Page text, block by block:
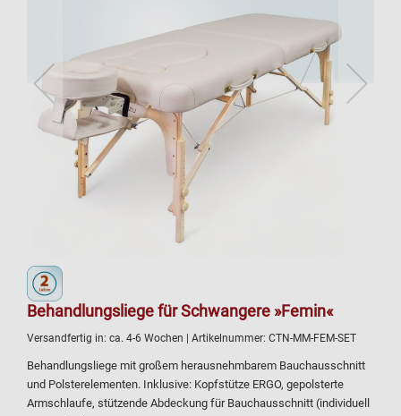
Behandlungsliege für Schwangere »Femin«
Versandfertig in: ca. 4-6 Wochen | Artikelnummer: CTN-MM-FEM-SET
Behandlungsliege mit großem herausnehmbarem Bauchausschnitt
und Polsterelementen. Inklusive: Kopfstütze ERGO, gepolsterte
Armschlaufe, stützende Abdeckung für Bauchausschnitt (individuell